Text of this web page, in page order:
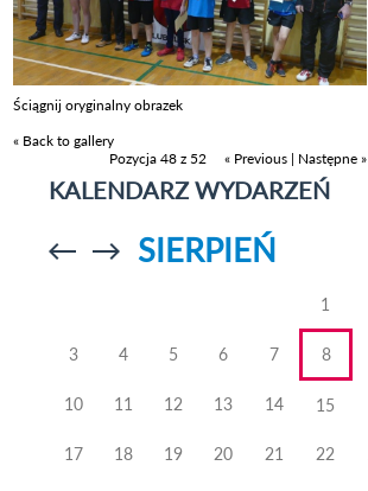
Ściągnij oryginalny obrazek
« Back to gallery
Pozycja 48 z 52
« Previous | Następne »
KALENDARZ WYDARZEŃ
Przejdź doPrzejdź do
SIERPIEŃ
1
3 4 5 6 7 8
10 11 12 13 14 15
17 18 19 20 21 22